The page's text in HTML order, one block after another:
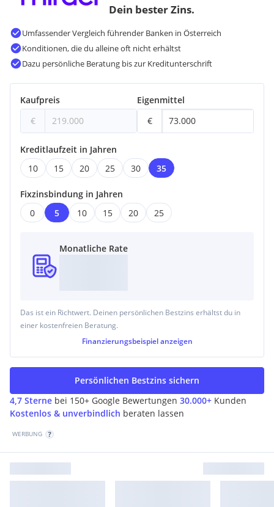
unterwww.volksbank-kaernten.at/immobilien
Noch nichts gefunden? Wir informieren Sie über geeignete
Immobilienangebote noch vor allen anderen.
Ihren individuellen Suchagenten unter folgendem Link an.
Wir schicken Ihnen passende Immobilien exklusiv zu.
Suchagent anlegen
Der Vermittler ist als Doppelmakler tätig.
Dein bester Zins.
Umfassender Vergleich führender Banken in Österreich
Konditionen, die du alleine oft nicht erhältst
Dazu persönliche Beratung bis zur Kreditunterschrift
Kaufpreis
€
Eigenmittel
€
Kreditlaufzeit in Jahren
10
15 20 25 30 35
Fixzinsbindung in Jahren
0
5 10 15 20 25
Monatliche Rate
Das ist ein Richtwert. Deinen persönlichen Bestzins erhältst du in
einer kostenfreien Beratung.
Finanzierungsbeispiel anzeigen
4,7 Sterne bei 150+ Google Bewertungen 30.000+ Kunden
Kostenlos & unverbindlich beraten lassen
Persönlichen Bestzins sichern
WERBUNG